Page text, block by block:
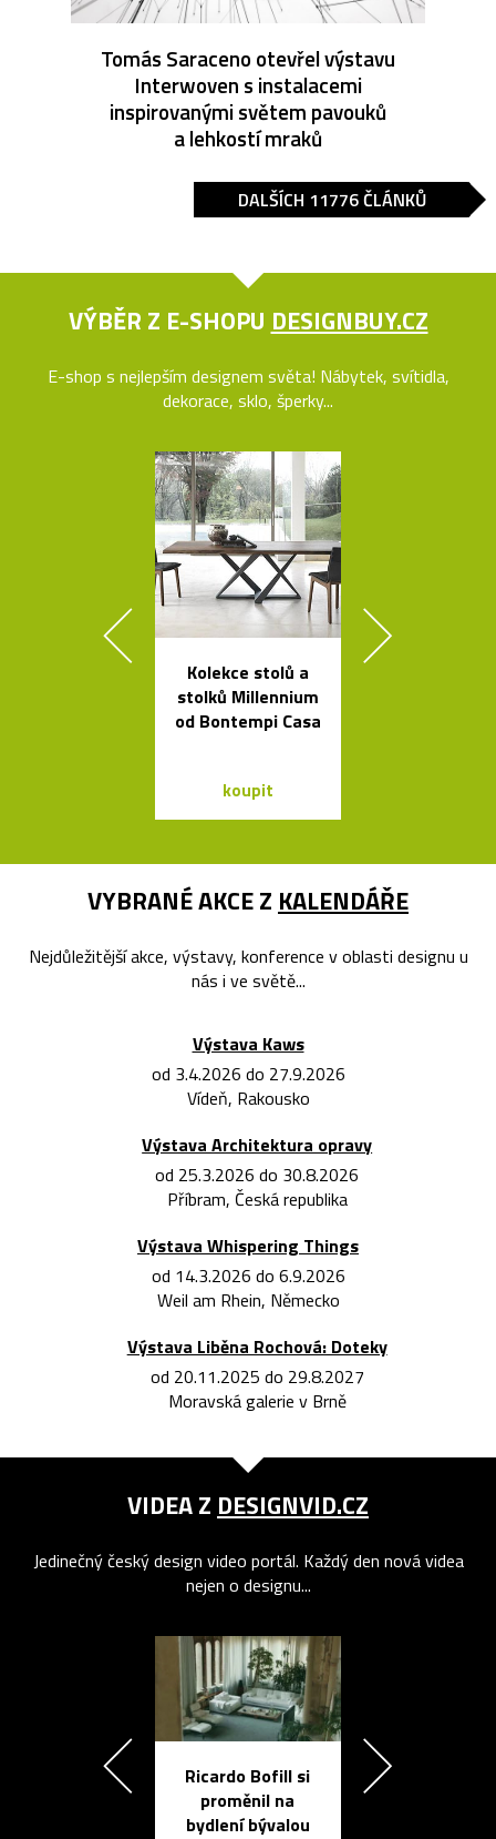
Tomás Saraceno otevřel výstavu
Interwoven s instalacemi
inspirovanými světem pavouků
a lehkostí mraků
DALŠÍCH 11776 ČLÁNKŮ
VÝBĚR Z E-SHOPU DESIGNBUY.CZ
E-shop s nejlepším designem světa! Nábytek, svítidla,
dekorace, sklo, šperky...
Kolekce stolů a
stolků Millennium
od Bontempi Casa
koupit
VYBRANÉ AKCE Z KALENDÁŘE
Nejdůležitější akce, výstavy, konference v oblasti designu u
nás i ve světě...
Výstava Kaws
od 3.4.2026 do 27.9.2026
Vídeň, Rakousko
Výstava Architektura opravy
od 25.3.2026 do 30.8.2026
Příbram, Česká republika
Výstava Whispering Things
od 14.3.2026 do 6.9.2026
Weil am Rhein, Německo
Výstava Liběna Rochová: Doteky
od 20.11.2025 do 29.8.2027
Moravská galerie v Brně
VIDEA Z DESIGNVID.CZ
Jedinečný český design video portál. Každý den nová videa
nejen o designu...
Ricardo Bofill si
proměnil na
bydlení bývalou